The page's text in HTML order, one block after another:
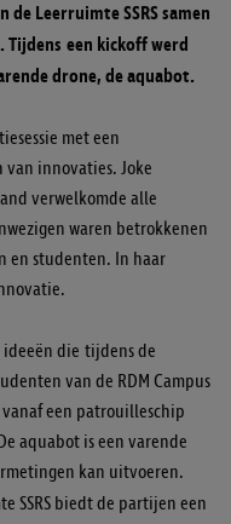
Leerruimte SSRS samen
een kickoff werd
drone, de aquabot.
met een
innovaties. Joke
verwelkomde alle
waren betrokkenen
en studenten. In haar
ideeën die tijdens de
van de RDM Campus
een patrouilleschip
aquabot is een varende
kan uitvoeren.
SSRS biedt de partijen een